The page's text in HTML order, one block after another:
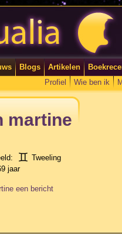
Blogs Artikelen
Profiel
Wie ben ik
martine
Tweeling
jaar
een bericht